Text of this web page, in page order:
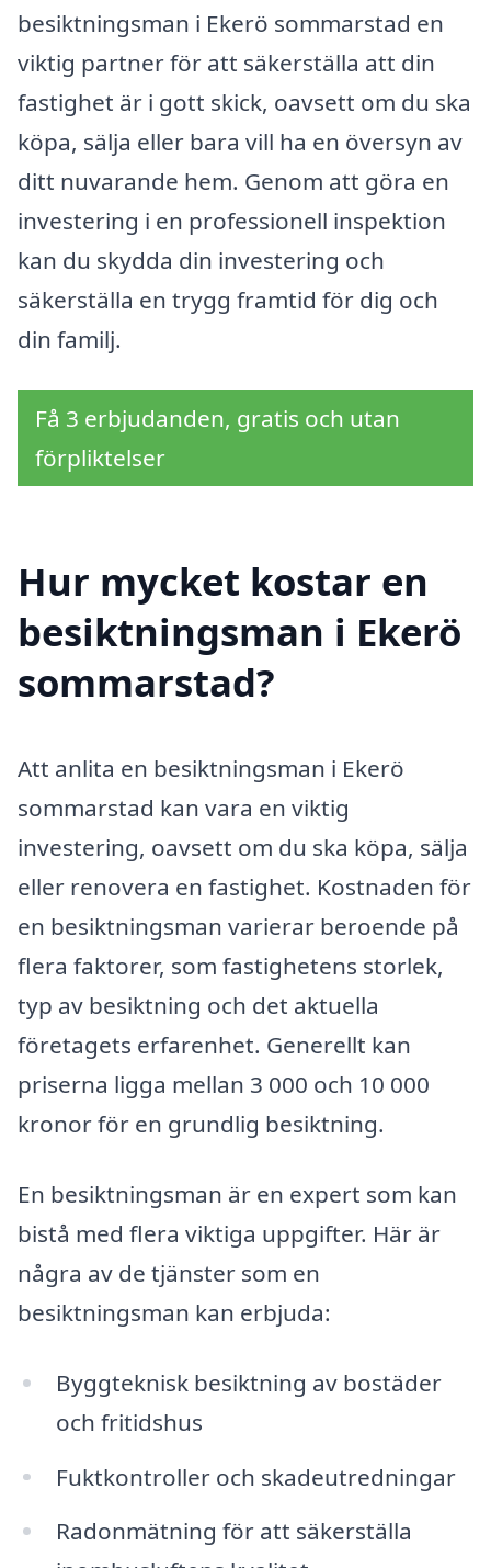
besiktningsman i Ekerö sommarstad en
viktig partner för att säkerställa att din
fastighet är i gott skick, oavsett om du ska
köpa, sälja eller bara vill ha en översyn av
ditt nuvarande hem. Genom att göra en
investering i en professionell inspektion
kan du skydda din investering och
säkerställa en trygg framtid för dig och
din familj.
Få 3 erbjudanden, gratis och utan
förpliktelser
Hur mycket kostar en
besiktningsman i Ekerö
sommarstad?
Att anlita en besiktningsman i Ekerö
sommarstad kan vara en viktig
investering, oavsett om du ska köpa, sälja
eller renovera en fastighet. Kostnaden för
en besiktningsman varierar beroende på
flera faktorer, som fastighetens storlek,
typ av besiktning och det aktuella
företagets erfarenhet. Generellt kan
priserna ligga mellan 3 000 och 10 000
kronor för en grundlig besiktning.
En besiktningsman är en expert som kan
bistå med flera viktiga uppgifter. Här är
några av de tjänster som en
besiktningsman kan erbjuda:
Byggteknisk besiktning av bostäder
och fritidshus
Fuktkontroller och skadeutredningar
Radonmätning för att säkerställa